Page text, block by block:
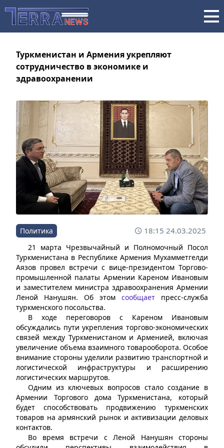
Туркменистан и Армения укрепляют
сотрудничество в экономике и
здравоохранении
Политика 18:15 24.03.2025
21 марта Чрезвычайный и Полномочный Посол
Туркменистана в Республике Армения Мухамметгелди
Аязов провел встречи с вице-президентом Торгово-
промышленной палаты Армении Кареном Ивановым
и заместителем министра здравоохранения Армении
Леной Нанушян. Об этом сообщает пресс-служба
туркменского посольства.
В ходе переговоров с Кареном Ивановым
обсуждались пути укрепления торгово-экономических
связей между Туркменистаном и Арменией, включая
увеличение объема взаимного товарооборота. Особое
внимание стороны уделили развитию транспортной и
логистической инфраструктуры и расширению
логистических маршрутов.
Одним из ключевых вопросов стало создание в
Армении Торгового дома Туркменистана, который
будет способствовать продвижению туркменских
товаров на армянский рынок и активизации деловых
контактов.
Во время встречи с Леной Нанушян стороны